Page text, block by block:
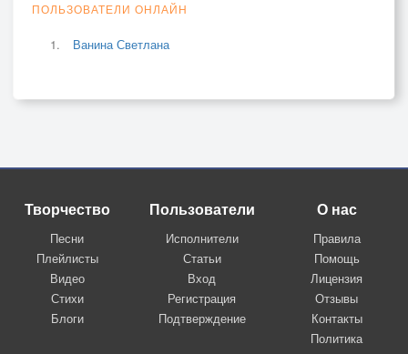
ПОЛЬЗОВАТЕЛИ ОНЛАЙН
Ванина Светлана
Творчество
Песни
Плейлисты
Видео
Стихи
Блоги
Пользователи
Исполнители
Статьи
Вход
Регистрация
Подтверждение
О нас
Правила
Помощь
Лицензия
Отзывы
Контакты
Политика